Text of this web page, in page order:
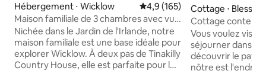
Hébergement ⋅ Wicklow Évaluation moyenne sur la
4,9 (165)
Maison familiale de 3 chambres avec vue
sur la mer et la montagne
Nichée dans le Jardin de l'Irlande, notre
maison familiale est une base idéale pour
explorer Wicklow. À deux pas de Tinakilly
Country House, elle est parfaite pour les
Cottage ⋅
Cottage
montagnes de
Vous voulez
séjourner dans la
découvrir le pays
nôtre est l'endroit